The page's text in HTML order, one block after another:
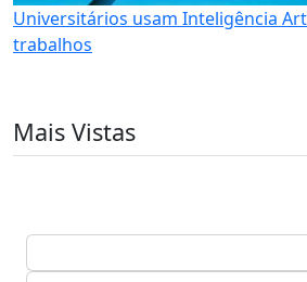
Universitários usam Inteligência
trabalhos
Mais Vistas